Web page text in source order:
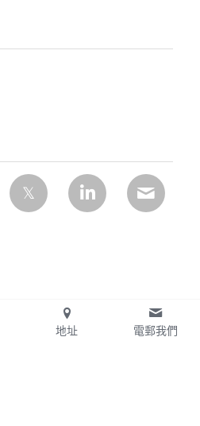
地址 電郵我們